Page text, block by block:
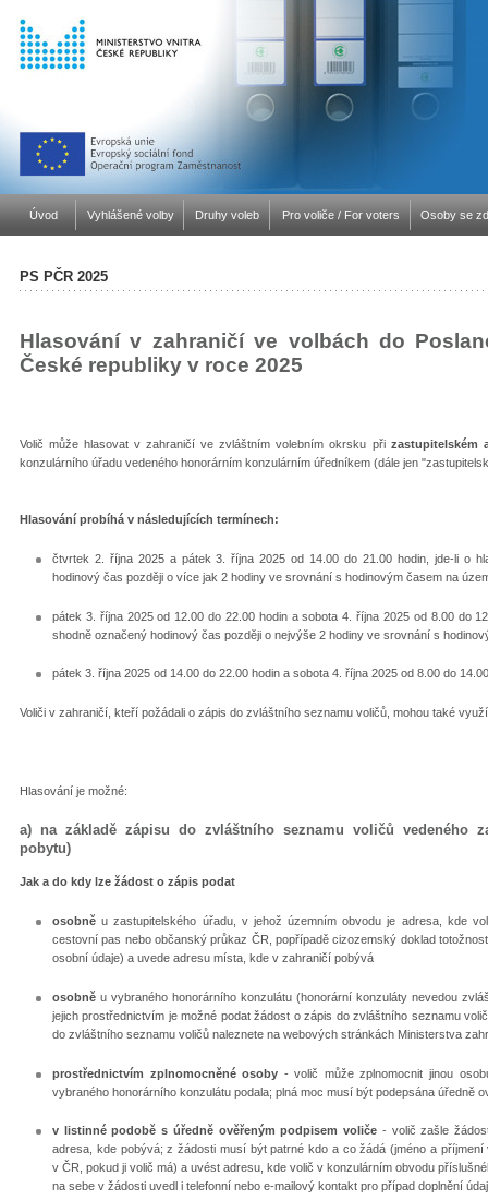
Úvod Vyhlášené volby Druhy voleb Pro voliče / For voters Osoby se
PS PČR 2025
Hlasování v zahraničí ve volbách do
České republiky v roce 2025
Volič může hlasovat v zahraničí ve zvláštním volebním okrsku při zastupitelském
konzulárního úřadu vedeného honorárním konzulárním úředníkem (dále jen
Hlasování probíhá v následujících termínech:
čtvrtek 2. října 2025 a pátek 3. října 2025 od 14.00 do 21.00 hodin, jde-li o
hodinový čas později o více jak 2 hodiny ve srovnání s hodinovým časem na
pátek 3. října 2025 od 12.00 do 22.00 hodin a sobota 4. října 2025 od 8.00 do
shodně označený hodinový čas později o nejvýše 2 hodiny ve srovnání s
pátek 3. října 2025 od 14.00 do 22.00 hodin a sobota 4. října 2025 od 8.00 do
Voliči v zahraničí, kteří požádali o zápis do zvláštního seznamu voličů, mohou také
Hlasování je možné:
a) na základě zápisu do zvláštního seznamu voličů vedeného
pobytu)
Jak a do kdy lze žádost o zápis podat
osobně u zastupitelského úřadu, v jehož územním obvodu je adresa, kde
cestovní pas nebo občanský průkaz ČR, popřípadě cizozemský doklad
osobní údaje) a uvede adresu místa, kde v zahraničí pobývá
osobně u vybraného honorárního konzulátu (honorární konzuláty nevedou
jejich prostřednictvím je možné podat žádost o zápis do zvláštního seznamu
do zvláštního seznamu voličů naleznete na webových stránkách Ministerstva
prostřednictvím zplnomocněné osoby - volič může zplnomocnit jinou
vybraného honorárního konzulátu podala; plná moc musí být podepsána úředně
v listinné podobě s úředně ověřeným podpisem voliče - volič zašle
adresa, kde pobývá; z žádosti musí být patrné kdo a co žádá (jméno a
v ČR, pokud ji volič má) a uvést adresu, kde volič v konzulárním obvodu
na sebe v žádosti uvedl i telefonní nebo e-mailový kontakt pro případ doplnění